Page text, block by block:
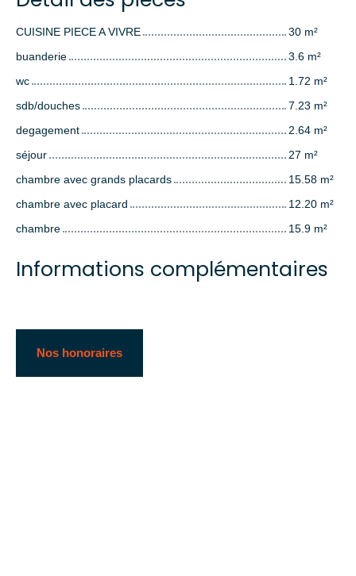
CUISINE PIECE A VIVRE
30 m²
buanderie
3.6 m²
wc
1.72 m²
sdb/douches
7.23 m²
degagement
2.64 m²
séjour
27 m²
chambre avec grands placards
15.58 m²
chambre avec placard
12.20 m²
chambre
15.9 m²
Informations complémentaires
Nos honoraires